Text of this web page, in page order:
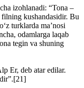
izohlanadi: “Tona –
kushandasidir. Bu
turklarda ma’nosi
odamlarga laqab
tegin va shuning
Er, deb atar edilar.